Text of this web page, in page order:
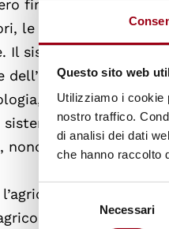
Questo sito web
Utilizziamo i cookie
nostro traffico.
di analisi dei dati
che hanno raccolto
Selezione
Necessari
finire nelle mani
le aziende familiari e
Il sistema attuale
dell’agricoltura,
l’agricoltura
sistematicamente
nonostante il loro
sociale
ma si sviluppa